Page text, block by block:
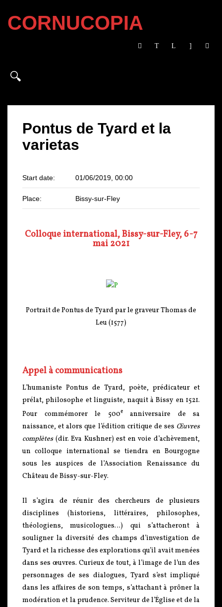
CORNUCOPIA
Pontus de Tyard et la
varietas
Start date: 01/06/2019, 00:00
Place: Bissy-sur-Fley
Colloque international,Bissy-sur-Fley, 6-7
mai 2021
Portrait de Pontus de Tyard par le graveur Thomas de
Leu (1577)
Appel à communications
L’humaniste Pontus de Tyard, poète, prédicateur et
prélat, philosophe et linguiste, naquit à Bissy en 1521.
Pour commémorer le 500eanniversaire de sa
naissance, et alors que l’édition critique de ses Œuvres
complètes(dir. Eva Kushner) est en voie d’achèvement,
un colloque international se tiendra en Bourgogne
sous les auspices de l’Association Renaissance du
Château de Bissy-sur-Fley.
Il s’agira de réunir des chercheurs de plusieurs
disciplines (historiens, littéraires, philosophes,
théologiens, musicologues…) qui s’attacheront à
souligner la diversité des champs d’investigation de
Tyard et la richesse des explorations qu’il avait menées
dans ses œuvres. Curieux de tout, à l’image de l’un des
personnages de ses dialogues, Tyard s’est impliqué
dans les affaires de son temps, s’attachant à prôner la
modération et la prudence. Serviteur de l’Église et de la